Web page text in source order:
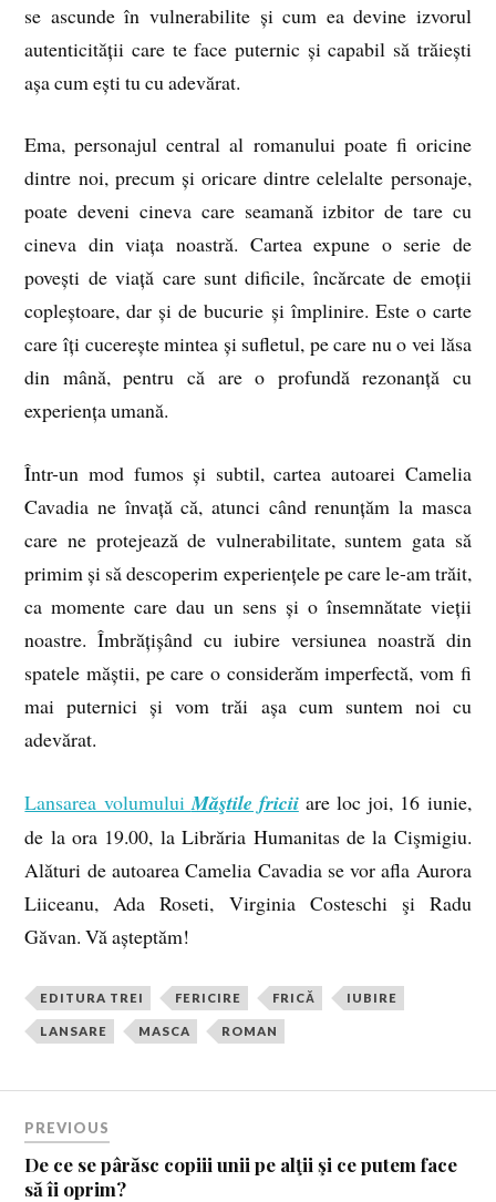
se ascunde în vulnerabilite și cum ea devine izvorul
autenticității care te face puternic și capabil să trăiești
așa cum ești tu cu adevărat.
Ema, personajul central al romanului poate fi oricine
dintre noi, precum și oricare dintre celelalte personaje,
poate deveni cineva care seamană izbitor de tare cu
cineva din viața noastră. Cartea expune o serie de
povești de viață care sunt dificile, încărcate de emoții
copleștoare, dar și de bucurie și împlinire. Este o carte
care îți cucerește mintea și sufletul, pe care nu o vei lăsa
din mână, pentru că are o profundă rezonanță cu
experiența umană.
Într-un mod fumos și subtil, cartea autoarei Camelia
Cavadia ne învață că, atunci când renunțăm la masca
care ne protejează de vulnerabilitate, suntem gata să
primim și să descoperim experiențele pe care le-am trăit,
ca momente care dau un sens și o însemnătate vieții
noastre. Îmbrățișând cu iubire versiunea noastră din
spatele măștii, pe care o considerăm imperfectă, vom fi
mai puternici și vom trăi așa cum suntem noi cu
adevărat.
Lansarea volumuluiMăştile friciiare loc joi, 16 iunie,
de la ora 19.00, la Librăria Humanitas de la Cişmigiu.
Alături de autoarea Camelia Cavadia se vor afla Aurora
Liiceanu, Ada Roseti, Virginia Costeschi şi Radu
Găvan. Vă așteptăm!
EDITURA TREI FERICIRE FRICĂ IUBIRE
LANSARE MASCA ROMAN
PREVIOUS
De ce se pârăsc copiii unii pe alţii şi ce putem face
să îi oprim?